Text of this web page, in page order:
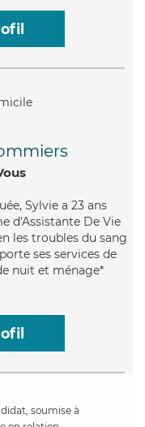
Sylvie a 23 ans
d'Assistante De Vie
les troubles du sang
ses services de
nuit et ménage*
soumise à